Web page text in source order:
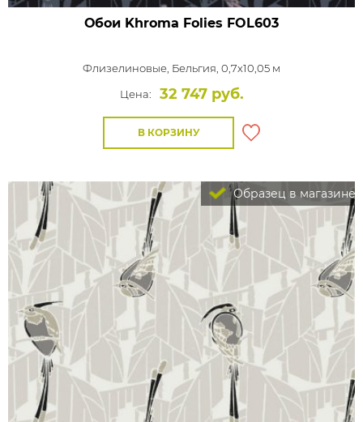
Обои Khroma Folies FOL603
Флизелиновые, Бельгия, 0,7x10,05 м
Цена:
32 747 руб.
В КОРЗИНУ
Образец в магазине